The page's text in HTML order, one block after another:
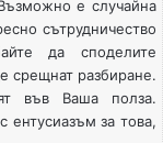
е случайна
сътрудничество
да споделите
срещнат разбиране.
във Ваша полза.
ентусиазъм за това,